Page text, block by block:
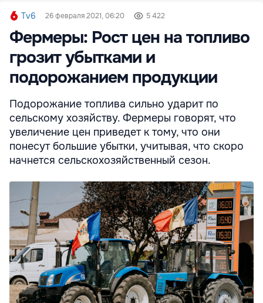
Tv6 26 февраля 2021, 06:20 5 422
Фермеры: Рост цен на топливо
грозит убытками и
подорожанием продукции
Подорожание топлива сильно ударит по
сельскому хозяйству. Фермеры говорят, что
увеличение цен приведет к тому, что они
понесут большие убытки, учитывая, что скоро
начнется сельскохозяйственный сезон.